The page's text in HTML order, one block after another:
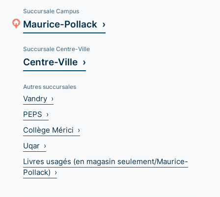
Succursale Campus
Maurice-Pollack ›
Succursale Centre-Ville
Centre-Ville ›
Autres succursales
Vandry ›
PEPS ›
Collège Mérici ›
Uqar ›
Livres usagés (en magasin seulement/Maurice-
Pollack) ›